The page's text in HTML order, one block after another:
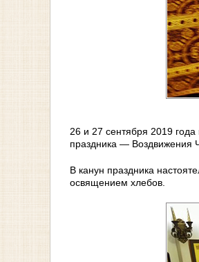
26 и 27 сентября 2019
праздника — Воздвижения
В канун праздника
освящением хлебов.